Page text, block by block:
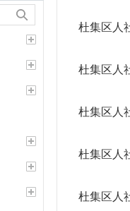
杜集区人
杜集区人
杜集区人
杜集区人
杜集区人